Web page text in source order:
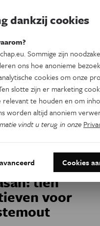
tot
tien
voor
dankzij cookies
Sommige zijn
ons hoe anonieme
cookies om onze
slotte zijn er marketing
te houden en om
worden altijd anoniem
vindt u terug in onze
Cookies